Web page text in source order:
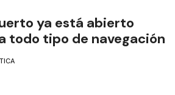
ya está abierto
todo tipo de navegación